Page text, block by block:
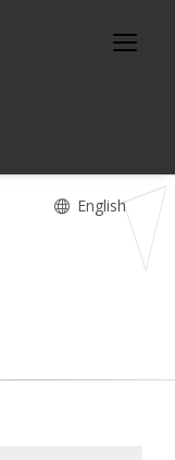
English